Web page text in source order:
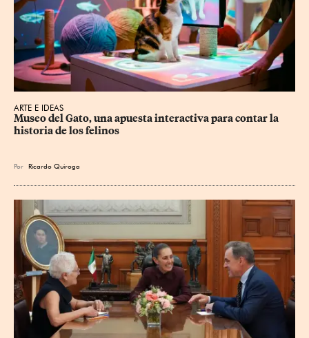
ARTE E IDEAS
Museo del Gato, una apuesta interactiva para contar la
historia de los felinos
Por Ricardo Quiroga